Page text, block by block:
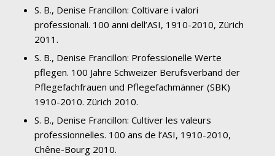
S. B., Denise Francillon: Coltivare i valori
professionali. 100 anni dell’ASI, 1910-2010, Zürich
2011.
S. B., Denise Francillon: Professionelle Werte
pflegen. 100 Jahre Schweizer Berufsverband der
Pflegefachfrauen und Pflegefachmänner (SBK)
1910-2010. Zürich 2010.
S. B., Denise Francillon: Cultiver les valeurs
professionnelles. 100 ans de l’ASI, 1910-2010,
Chêne-Bourg 2010.